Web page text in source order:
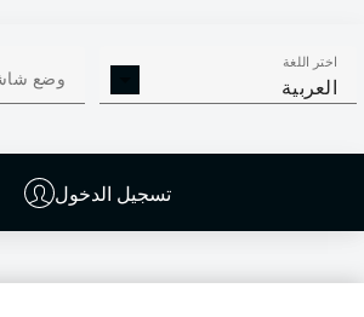
اختر اللغة
العربية وضع
تسجيل الدخول